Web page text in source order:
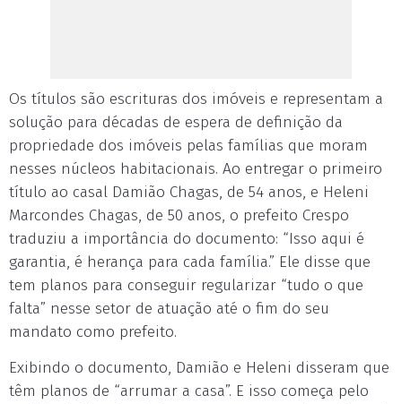
Os títulos são escrituras dos imóveis e representam a
solução para décadas de espera de definição da
propriedade dos imóveis pelas famílias que moram
nesses núcleos habitacionais. Ao entregar o primeiro
título ao casal Damião Chagas, de 54 anos, e Heleni
Marcondes Chagas, de 50 anos, o prefeito Crespo
traduziu a importância do documento: “Isso aqui é
garantia, é herança para cada família.” Ele disse que
tem planos para conseguir regularizar “tudo o que
falta” nesse setor de atuação até o fim do seu
mandato como prefeito.
Exibindo o documento, Damião e Heleni disseram que
têm planos de “arrumar a casa”. E isso começa pelo